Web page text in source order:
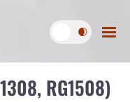
RG1508)